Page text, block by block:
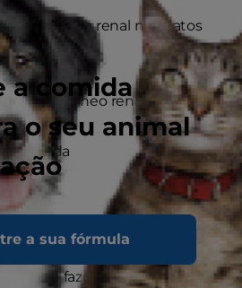
a comida
o seu animal
a sua fórmula
de doença renal nos gatos
sanguíneo renal
elevada
que fazem com que a